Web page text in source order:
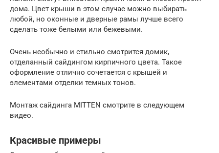
дома. Цвет крыши в этом случае можно выбирать
любой, но оконные и дверные рамы лучше всего
сделать тоже белыми или бежевыми.
Очень необычно и стильно смотрится домик,
отделанный сайдингом кирпичного цвета. Такое
оформление отлично сочетается с крышей и
элементами отделки темных тонов.
Монтаж сайдинга MITTEN смотрите в следующем
видео.
Красивые примеры